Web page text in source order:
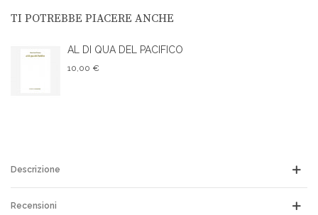
TI POTREBBE PIACERE ANCHE
AL DI QUA DEL PACIFICO
10,00 €
Descrizione
Recensioni